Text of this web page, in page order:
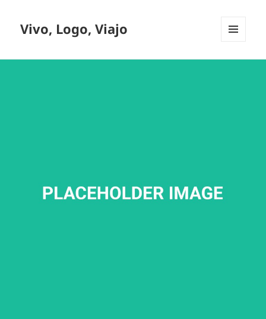
Vivo, Logo, Viajo